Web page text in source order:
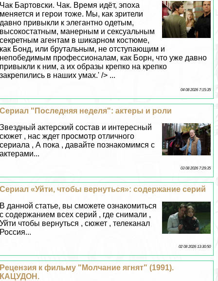
Чак Бартовски. Чак. Время идёт, эпоха
меняется и герои тоже. Мы, как зрители
давно привыкли к элегантно одетым,
высокостатным, манерным и ceкcуальным
секретным агентам в шикарном костюме,
как Бонд, или брутальным, не отступающим и
непобедимым профессионалам, как Борн, что уже давно
привыкли к ним, а их образы крепко на крепко
закрепились в наших умах.' /> ...
04 08 2026 7:15:35
Сериал "Последняя неделя": актеры и роли
Звездный актерский состав и интересный
сюжет , нас ждет просмотр отличного
сериала , А пока , давайте познакомимся с
актерами...
03 08 2026 7:29:35
Сериал «Уйти, чтобы вернуться»: содержание серий
В данной статье, вы сможете ознакомиться
с содержанием всех серий , где снимали ,
Уйти чтобы вернуться , сюжет , телеканал
Россия...
02 08 2026 13:30:50
Рецензия к фильму "Молчание ягнят" (1991).
КАЦУДОН.